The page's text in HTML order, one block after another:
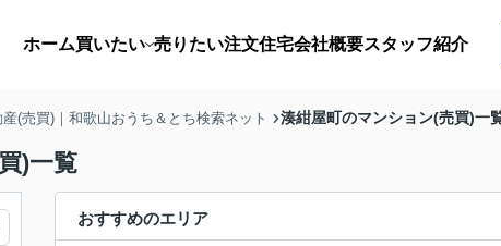
ホーム買いたい 売りたい注文住宅会社概要スタッフ紹介
(売買)｜和歌山おうち＆とち検索ネット 湊紺屋町のマンション(売買)一
)一覧
おすすめのエリア